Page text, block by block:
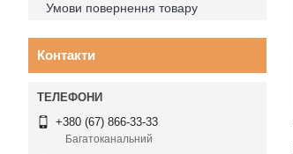
Умови повернення товару
Контакти
+380 (67) 866-33-33
Багатоканальний